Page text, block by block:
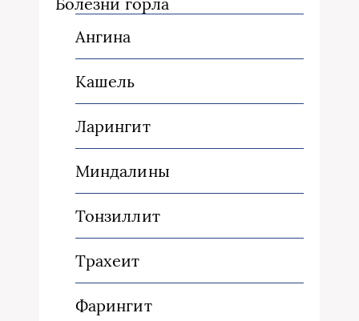
Ангина
Кашель
Ларингит
Миндалины
Тонзиллит
Трахеит
Фарингит